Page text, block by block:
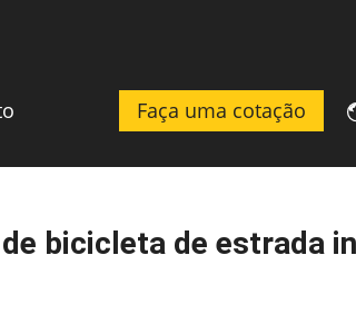
Faça uma cotação
bicicleta de estrada